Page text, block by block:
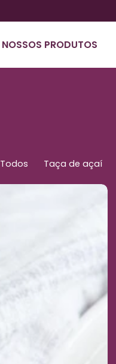
NOSSOS PRODUTOS
Todos Taça de açaí